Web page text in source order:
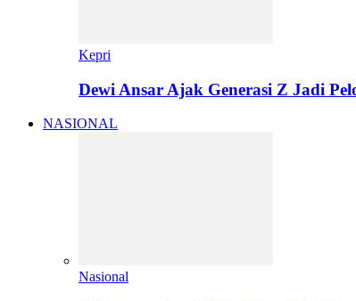
Kepri
Dewi Ansar Ajak Generasi Z Jadi
NASIONAL
Nasional